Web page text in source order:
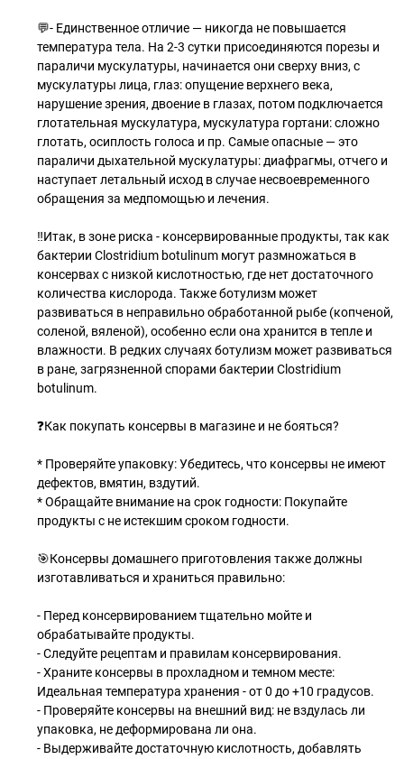
💬- Единственное отличие — никогда не повышается
температура тела. На 2-3 сутки присоединяются порезы и
параличи мускулатуры, начинается они сверху вниз, с
мускулатуры лица, глаз: опущение верхнего века,
нарушение зрения, двоение в глазах, потом подключается
глотательная мускулатура, мускулатура гортани: сложно
глотать, осиплость голоса и пр. Самые опасные — это
параличи дыхательной мускулатуры: диафрагмы, отчего и
наступает летальный исход в случае несвоевременного
обращения за медпомощью и лечения.
‼Итак, в зоне риска - консервированные продукты, так как
бактерии Clostridium botulinum могут размножаться в
консервах с низкой кислотностью, где нет достаточного
количества кислорода. Также ботулизм может
развиваться в неправильно обработанной рыбе (копченой,
соленой, вяленой), особенно если она хранится в тепле и
влажности. В редких случаях ботулизм может развиваться
в ране, загрязненной спорами бактерии Clostridium
botulinum.
❓Как покупать консервы в магазине и не бояться?
* Проверяйте упаковку: Убедитесь, что консервы не имеют
дефектов, вмятин, вздутий.
* Обращайте внимание на срок годности: Покупайте
продукты с не истекшим сроком годности.
🎯Консервы домашнего приготовления также должны
изготавливаться и храниться правильно:
- Перед консервированием тщательно мойте и
обрабатывайте продукты.
- Следуйте рецептам и правилам консервирования.
- Храните консервы в прохладном и темном месте:
Идеальная температура хранения - от 0 до +10 градусов.
- Проверяйте консервы на внешний вид: не вздулась ли
упаковка, не деформирована ли она.
- Выдерживайте достаточную кислотность, добавлять